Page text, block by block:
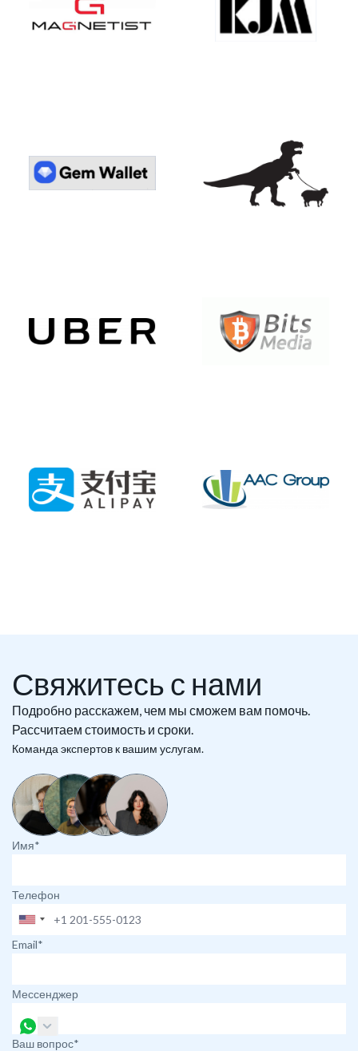
Свяжитесь с нами
Подробно расскажем, чем мы сможем вам помочь.
Рассчитаем стоимость и сроки.
Команда экспертов к вашим услугам.
Имя*
Телефон
Email*
Мессенджер
Ваш вопрос*